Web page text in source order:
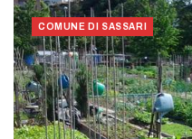
COMUNE DI SASSARI